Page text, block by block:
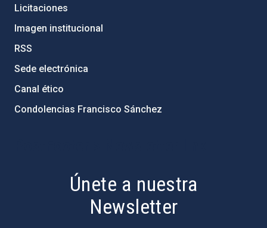
Licitaciones
Imagen institucional
RSS
Sede electrónica
Canal ético
Condolencias Francisco Sánchez
Únete a nuestra
Newsletter